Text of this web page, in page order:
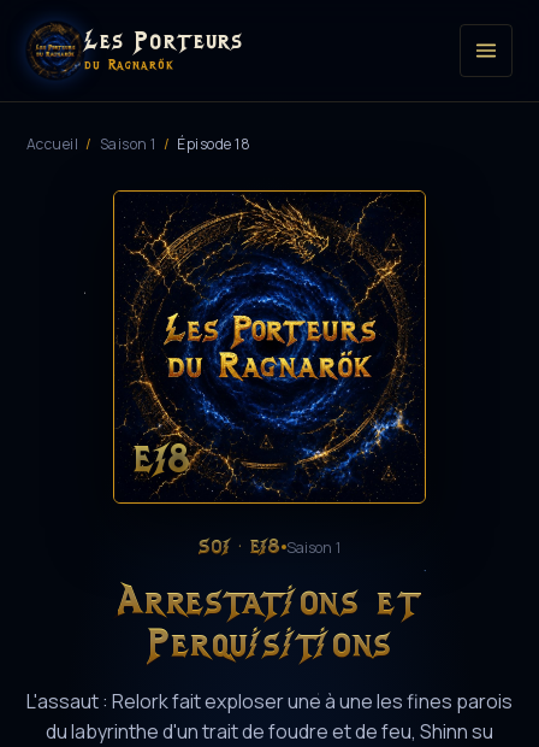
Les Porteurs
du Ragnarök
Accueil / Saison 1 / Épisode 18
E18
S01 · E18 Saison 1
Arrestations et
Perquisitions
L'assaut : Relork fait exploser une à une les fines parois
du labyrinthe d'un trait de foudre et de feu, Shinn su